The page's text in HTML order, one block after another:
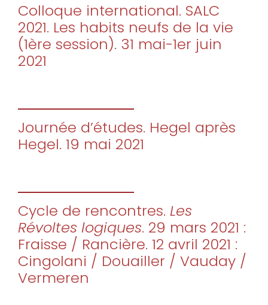
Colloque international. SALC
2021. Les habits neufs de la vie
(1ère session). 31 mai-1er juin
2021
Journée d’études. Hegel après
Hegel. 19 mai 2021
Cycle de rencontres. Les
Révoltes logiques. 29 mars 2021 :
Fraisse / Rancière. 12 avril 2021 :
Cingolani / Douailler / Vauday /
Vermeren